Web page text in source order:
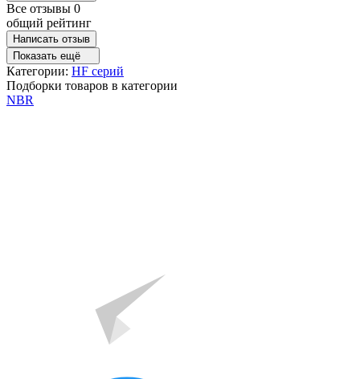
Все отзывы 0
общий рейтинг
Написать отзыв
Показать ещё
Категории: HF серий
Подборки товаров в категории
NBR